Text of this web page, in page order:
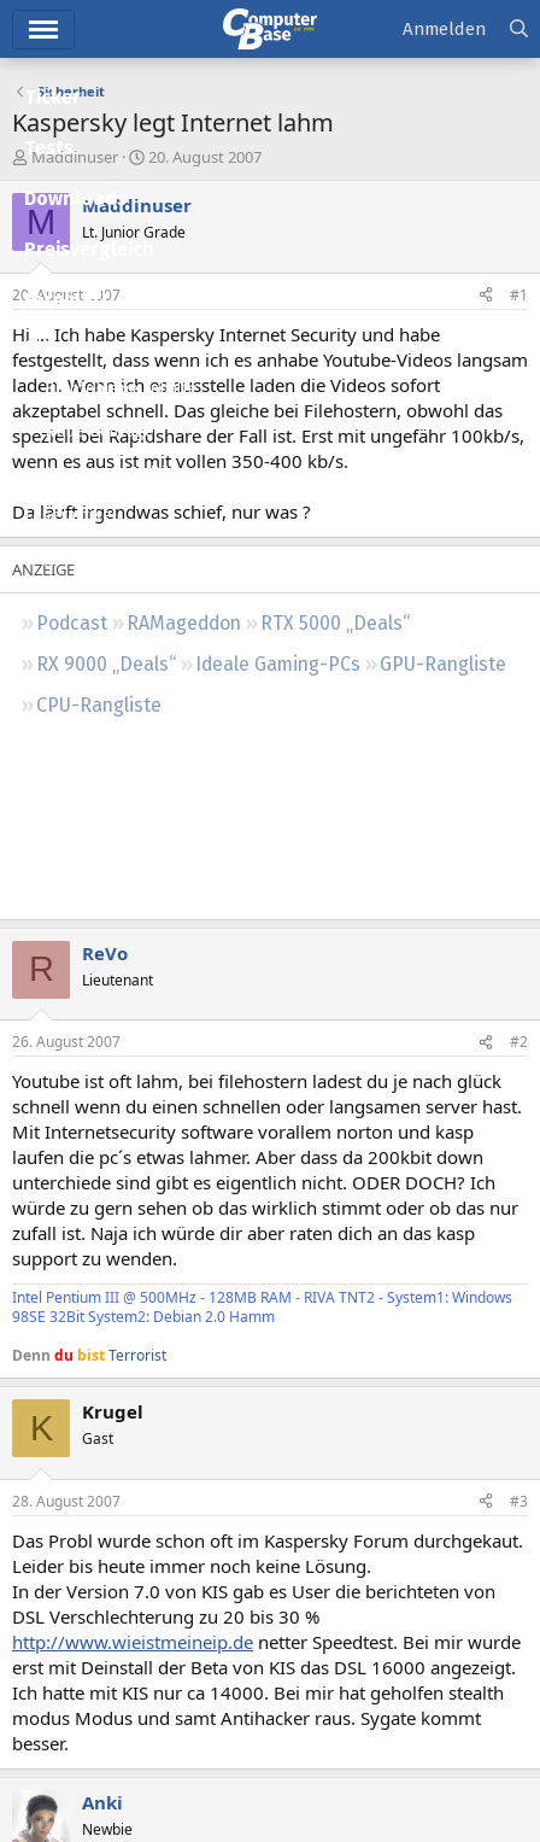
Ticker
Tests
Downloads
Preisvergleich
Forum
Aktuelles
Empfohlene Inhalte
Neue Beiträge
Neueste Aktivitäten
Leserartikel
Podcast RAMageddon
RTX 5000 „Deals“
RX 9000 „Deals“
Ideale Gaming-PCs
GPU-Rangliste
CPU-Rangliste
Anmelden
Sicherheit
Kaspersky legt Internet lahm
E
s
t
e
e
Maddinuser
E
s
e
t
a
m
20. August 2007
M Maddinuser
Lt. Junior Grade
20. August 2007 #1
Hi ... Ich habe Kaspersky Internet Security und habe
festgestellt, dass wenn ich es anhabe Youtube-Videos langsam
laden. Wenn ich es ausstelle laden die Videos sofort
akzeptabel schnell. Das gleiche bei Filehostern, obwohl das
speziell bei Rapidshare der Fall ist. Erst mit ungefähr 100kb/s,
wenn es aus ist mit vollen 350-400 kb/s.
Da läuft irgendwas schief, nur was ?
R ReVo
Lieutenant
26. August 2007 #2
Youtube ist oft lahm, bei filehostern ladest du je nach glück
schnell wenn du einen schnellen oder langsamen server hast.
Mit Internetsecurity software vorallem norton und kasp
laufen die pc´s etwas lahmer. Aber dass da 200kbit down
unterchiede sind gibt es eigentlich nicht. ODER DOCH? Ich
würde zu gern sehen ob das wirklich stimmt oder ob das nur
zufall ist. Naja ich würde dir aber raten dich an das kasp
support zu wenden.
Intel Pentium III @ 500MHz - 128MB RAM - RIVA TNT2 - System1: Windows
98SE 32Bit System2: Debian 2.0 Hamm
Denn du bistTerrorist
K Krugel
Gast
28. August 2007 #3
Das Probl wurde schon oft im Kaspersky Forum durchgekaut.
Leider bis heute immer noch keine Lösung.
In der Version 7.0 von KIS gab es User die berichteten von
DSL Verschlechterung zu 20 bis 30 %
http://www.wieistmeineip.de netter Speedtest. Bei mir wurde
erst mit Deinstall der Beta von KIS das DSL 16000 angezeigt.
Ich hatte mit KIS nur ca 14000. Bei mir hat geholfen stealth
modus Modus und samt Antihacker raus. Sygate kommt
besser.
Anki
Newbie